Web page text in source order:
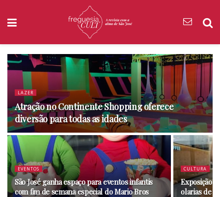
LAZER
Atração no Continente Shopping oferece
diversão para todas as idades
EVENTOS
São José ganha espaço para eventos infantis
com fim de semana especial do Mario Bros
CULTURA
Exposição
olarias de